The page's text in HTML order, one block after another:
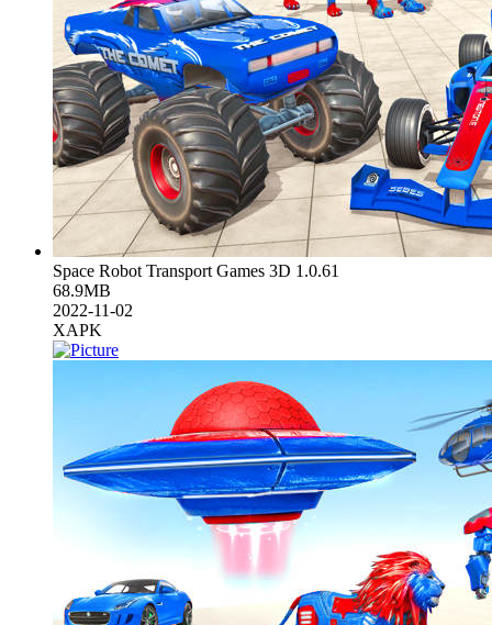
Space Robot Transport Games 3D 1.0.61
68.9MB
2022-11-02
XAPK